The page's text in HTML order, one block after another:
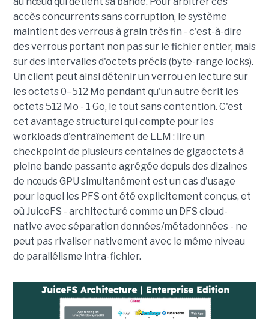
accès concurrents sans corruption, le système
maintient des verrous à grain très fin - c'est-à-dire
des verrous portant non pas sur le fichier entier, mais
sur des intervalles d'octets précis (byte-range locks).
Un client peut ainsi détenir un verrou en lecture sur
les octets 0–512 Mo pendant qu'un autre écrit les
octets 512 Mo - 1 Go, le tout sans contention. C'est
cet avantage structurel qui compte pour les
workloads d'entraînement de LLM : lire un
checkpoint de plusieurs centaines de gigaoctets à
pleine bande passante agrégée depuis des dizaines
de nœuds GPU simultanément est un cas d'usage
pour lequel les PFS ont été explicitement conçus, et
où JuiceFS - architecturé comme un DFS cloud-
native avec séparation données/métadonnées - ne
peut pas rivaliser nativement avec le même niveau
de parallélisme intra-fichier.